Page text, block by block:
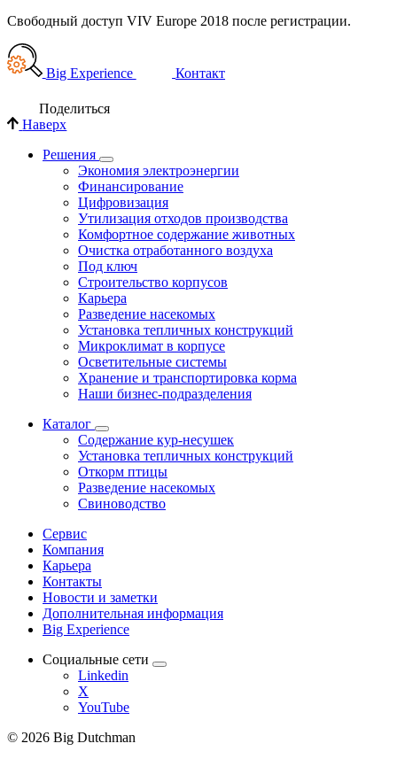
Свободный доступ VIV Europe 2018 после регистрации.
Big Experience Контакт
Поделиться
Наверх
Решения
Экономия электроэнергии
Финансирование
Цифровизация
Утилизация отходов производства
Комфортное содержание животных
Очистка отработанного воздуха
Под ключ
Строительство корпусов
Карьера
Разведение насекомых
Установка тепличных конструкций
Микроклимат в корпусе
Осветительные системы
Хранение и транспортировка корма
Наши бизнес-подразделения
Каталог
Содержание кур-несушек
Установка тепличных конструкций
Откорм птицы
Разведение насекомых
Свиноводство
Сервис
Компания
Карьера
Контакты
Новости и заметки
Дополнительная информация
Big Experience
Социальные сети
Linkedin
X
YouTube
© 2026 Big Dutchman